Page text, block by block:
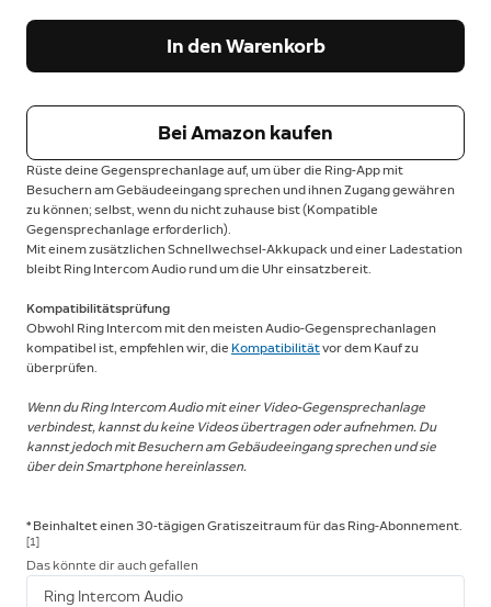
In den Warenkorb
Bei Amazon kaufen
Rüste deine Gegensprechanlage auf, um über die Ring-App mit
Besuchern am Gebäudeeingang sprechen und ihnen Zugang gewähren
zu können; selbst, wenn du nicht zuhause bist (Kompatible
Gegensprechanlage erforderlich).
Mit einem zusätzlichen Schnellwechsel-Akkupack und einer Ladestation
bleibt Ring Intercom Audio rund um die Uhr einsatzbereit.
Kompatibilitätsprüfung
Obwohl Ring Intercom mit den meisten Audio-Gegensprechanlagen
kompatibel ist, empfehlen wir, die Kompatibilitätvor dem Kauf zu
überprüfen.
Wenn du Ring Intercom Audio mit einer Video-Gegensprechanlage
verbindest, kannst du keine Videos übertragen oder aufnehmen. Du
kannst jedoch mit Besuchern am Gebäudeeingang sprechen und sie
über dein Smartphone hereinlassen.
* Beinhaltet einen 30-tägigen Gratiszeitraum für das Ring-Abonnement.
[1]
Das könnte dir auch gefallen
Ring Intercom Audio